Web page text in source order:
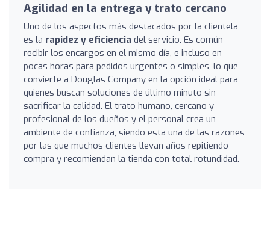
Agilidad en la entrega y trato cercano
Uno de los aspectos más destacados por la clientela
es la rapidez y eficiencia del servicio. Es común
recibir los encargos en el mismo día, e incluso en
pocas horas para pedidos urgentes o simples, lo que
convierte a Douglas Company en la opción ideal para
quienes buscan soluciones de último minuto sin
sacrificar la calidad. El trato humano, cercano y
profesional de los dueños y el personal crea un
ambiente de confianza, siendo esta una de las razones
por las que muchos clientes llevan años repitiendo
compra y recomiendan la tienda con total rotundidad.